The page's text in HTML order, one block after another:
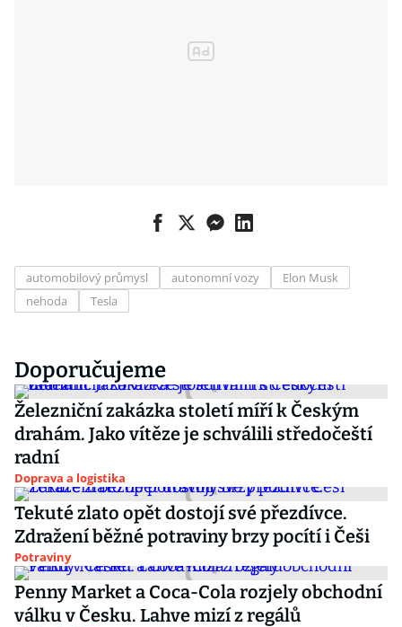
automobilový průmysl autonomní vozy
Elon Musk
nehoda
Tesla
Doporučujeme
Železniční zakázka století míří k Českým
drahám. Jako vítěze je schválili středočeští
radní
Doprava a logistika
Tekuté zlato opět dostojí své přezdívce.
Zdražení běžné potraviny brzy pocítí i Češi
Potraviny
Penny Market a Coca-Cola rozjely obchodní
válku v Česku. Lahve mizí z regálů